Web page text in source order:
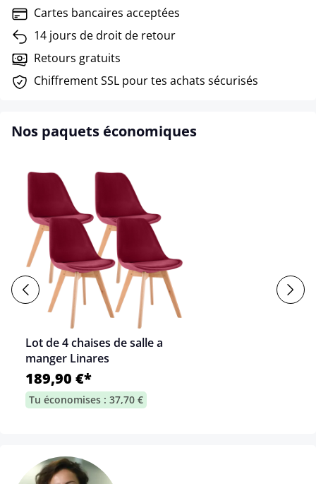
Cartes bancaires acceptées
14 jours de droit de retour
Retours gratuits
Chiffrement SSL pour tes achats sécurisés
Nos paquets économiques
Lot de 4 chaises de salle a
manger Linares
189,90 €*
Tu économises : 37,70 €